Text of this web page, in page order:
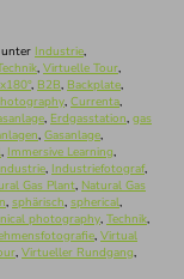
Industrie,
, Virtuelle Tour,
, B2B, Backplate,
, Currenta,
, Erdgasstation, gas
, Gasanlage,
, Immersive Learning,
, Industriefotograf,
Gas Plant, Natural Gas
, sphärisch, spherical,
photography, Technik,
, Virtual
, Virtueller Rundgang,